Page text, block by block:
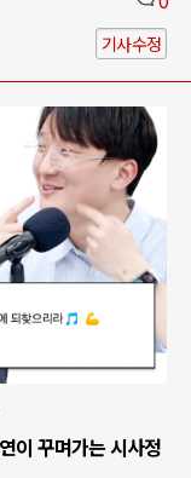
기사수정
이 꾸며가는 시사정